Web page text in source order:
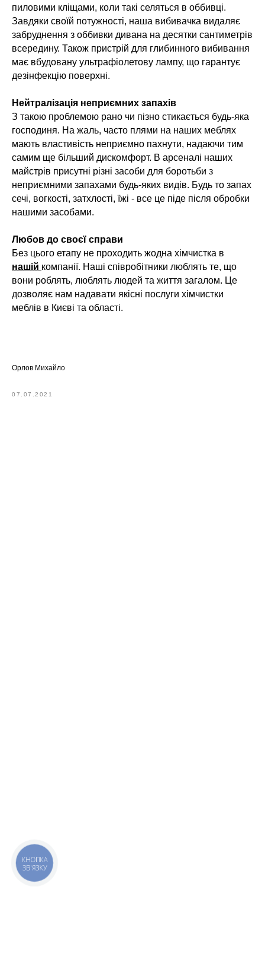
пиловими кліщами, коли такі селяться в оббивці.
Завдяки своїй потужності, наша вибивачка видаляє
забруднення з оббивки дивана на десятки сантиметрів
всередину. Також пристрій для глибинного вибивання
має вбудовану ультрафіолетову лампу, що гарантує
дезінфекцію поверхні.
Нейтралізація неприємних запахів
З такою проблемою рано чи пізно стикається будь-яка
господиня. На жаль, часто плями на наших меблях
мають властивість неприємно пахнути, надаючи тим
самим ще більший дискомфорт. В арсеналі наших
майстрів присутні різні засоби для боротьби з
неприємними запахами будь-яких видів. Будь то запах
сечі, вогкості, затхлості, їжі - все це піде після обробки
нашими засобами.
Любов до своєї справи
Без цього етапу не проходить жодна хімчистка в
нашій компанії. Наші співробітники люблять те, що
вони роблять, люблять людей та життя загалом. Це
дозволяє нам надавати якісні послуги хімчистки
меблів в Києві та області.
Орлов Михайло
07.07.2021
КНОПКА
ЗВ'ЯЗКУ